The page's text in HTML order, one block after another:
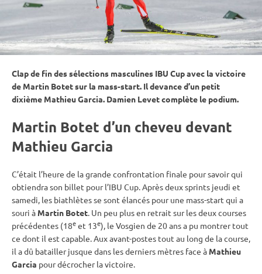
Clap de fin des sélections masculines IBU Cupavec la victoire
de Martin Botet sur la mass-start. Il devance d’un petit
dixième Mathieu Garcia. Damien Levet complète le podium.
Martin Botet d’un cheveu devant
Mathieu Garcia
C’était l’heure de la grande confrontation finale pour savoir qui
obtiendra son billet pour l’IBU Cup. Après deux sprints jeudi et
samedi, les biathlètes se sont élancés pour une mass-start qui a
souri à Martin Botet. Un peu plus en retrait sur les deux courses
précédentes (18eet 13e), le Vosgien de 20 ans a pu montrer tout
ce dont il est capable. Aux avant-postes tout au long de la course,
il a dû batailler jusque dans les derniers mètres face à Mathieu
Garcia pour décrocher la victoire.